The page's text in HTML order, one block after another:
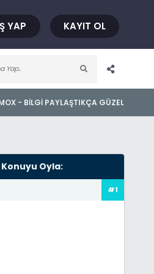
YAP KAYIT OL
- BILGI PAYLAŞTIKÇA GÜZEL
Konuyu Oyla:
#1